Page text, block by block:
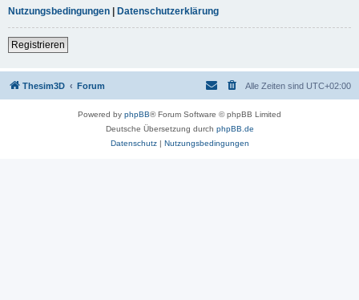
Nutzungsbedingungen
Datenschutzerklärung
Registrieren
Thesim3D Forum Alle Zeiten sind UTC+02:00
Powered by phpBB® Forum Software © phpBB Limited
Deutsche Übersetzung durch phpBB.de
Datenschutz| Nutzungsbedingungen